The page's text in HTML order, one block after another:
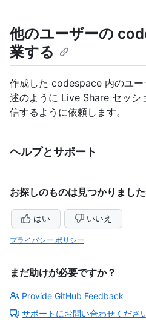
他のユーザーの
業する
作成した codespace 内のユ
述のように Live Share セッシ
信するように依頼します。
ヘルプとサポート
お探しのものは見つかりまし
はい いいえ
プライバシー ポリシー
まだ助けが必要ですか？
Provide GitHub Feedback
サポートにお問い合わせくださ